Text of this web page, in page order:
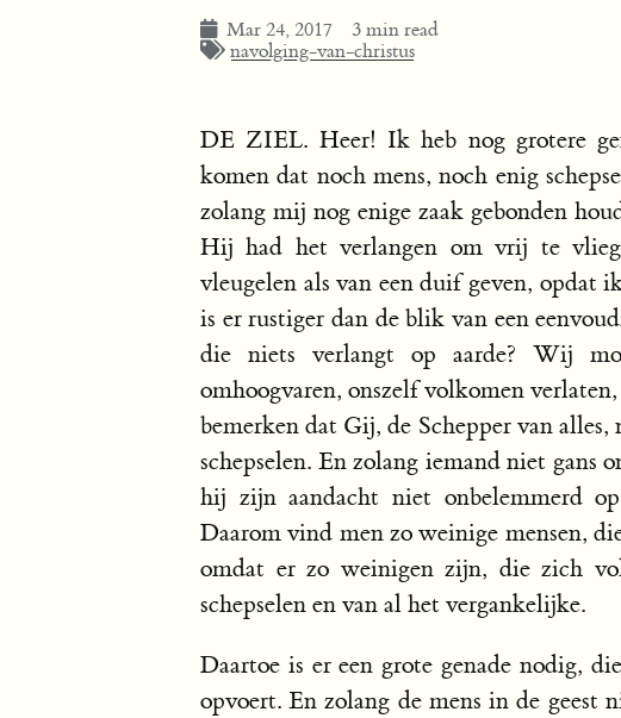
Mar 24, 2017
3 min read
navolging-van-christus
DE ZIEL. Heer! Ik heb nog grotere
komen dat noch mens, noch enig
zolang mij nog enige zaak gebonden
Hij had het verlangen om vrij te
vleugelen als van een duif geven, opdat
is er rustiger dan de blik van een
die niets verlangt op aarde? Wij
omhoogvaren, onszelf volkomen
bemerken dat Gij, de Schepper van
schepselen. En zolang iemand niet gans
hij zijn aandacht niet onbelemmerd
Daarom vind men zo weinige mensen,
omdat er zo weinigen zijn, die zich
schepselen en van al het vergankelijke.
Daartoe is er een grote genade nodig,
opvoert. En zolang de mens in de geest